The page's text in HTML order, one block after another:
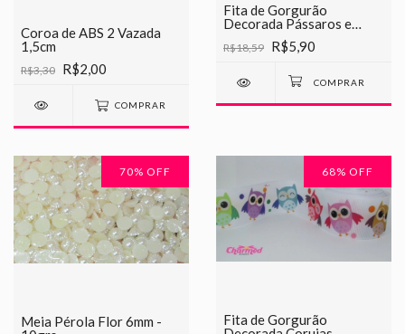
Coroa de ABS 2 Vazada
1,5cm
R$3,30 R$2,00
COMPRAR
Fita de Gorgurão
Decorada Pássaros e
Torres Chinesinha 38mm
R$18,59 R$5,90
70% OFF
Meia Pérola Flor 6mm -
68% OFF
Fita de Gorgurão